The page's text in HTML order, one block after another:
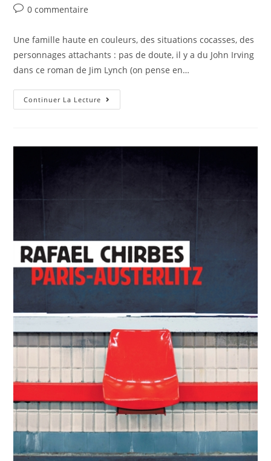
0 commentaire
Une famille haute en couleurs, des situations cocasses, des
personnages attachants : pas de doute, il y a du John Irving
dans ce roman de Jim Lynch (on pense en…
Continuer La Lecture